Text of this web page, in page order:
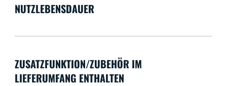
NUTZLEBENSDAUER
ZUSATZFUNKTION/ZUBEHÖR IM
LIEFERUMFANG ENTHALTEN